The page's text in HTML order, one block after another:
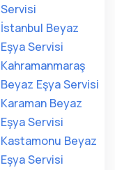
Servisi
İstanbul Beyaz
Eşya Servisi
Kahramanmaraş
Beyaz Eşya Servisi
Karaman Beyaz
Eşya Servisi
Kastamonu Beyaz
Eşya Servisi